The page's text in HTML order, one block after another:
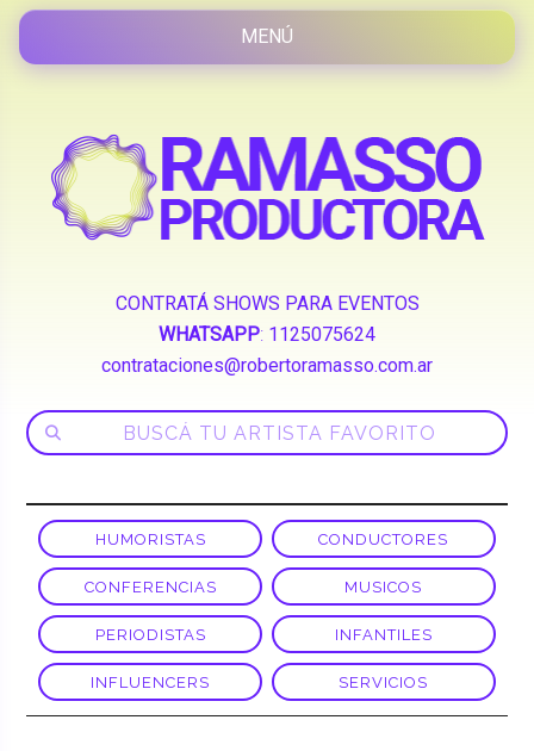
CONTRATÁ SHOWS PARA EVENTOS
WHATSAPP: 1125075624
contrataciones@robertoramasso.com.ar
HUMORISTAS CONDUCTORES
CONFERENCIAS MUSICOS
PERIODISTAS INFANTILES
INFLUENCERS SERVICIOS